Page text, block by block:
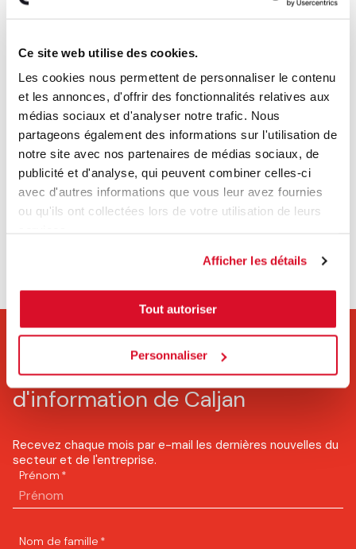
Ce site web utilise des cookies.
Les cookies nous permettent de personnaliser le contenu
et les annonces, d'offrir des fonctionnalités relatives aux
médias sociaux et d'analyser notre trafic. Nous
partageons également des informations sur l'utilisation de
notre site avec nos partenaires de médias sociaux, de
publicité et d'analyse, qui peuvent combiner celles-ci
avec d'autres informations que vous leur avez fournies
ou qu'ils ont collectées lors de votre utilisation de leurs
Afficher les détails
Tout autoriser
Personnaliser
Veuillez contacter notre service après-vente pour plus
Rejoignez notre communauté LinkedIn
directement dans votre flux LinkedIn.
Vous voulez en savoir plus sur
Caljan
S'abonner à la lettre
d'information de Caljan
Recevez chaque mois par e-mail les dernières nouvelles du
secteur et de l'entreprise.
Prénom *
Nom de famille *